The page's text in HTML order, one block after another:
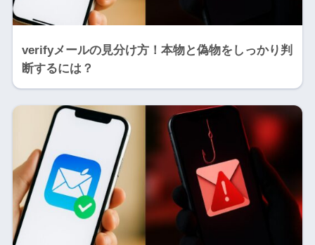
verifyメールの見分け方！本物と偽物をしっかり判
断するには？